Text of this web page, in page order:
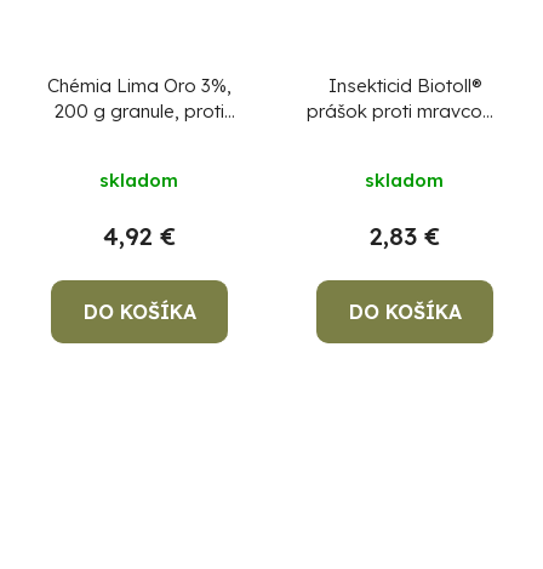
Chémia Lima Oro 3%,
200 g granule, proti
skladom
4,92 €
DO KOŠÍKA
Insekticid Biotoll®
prášok proti mravcom,
skladom
2,83 €
DO KOŠÍKA